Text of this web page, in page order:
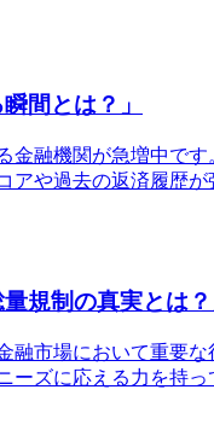
間とは？」
金融機関が急増中で
アや過去の返済履歴
規制の真実とは？
市場において重要
ズに応える力を持